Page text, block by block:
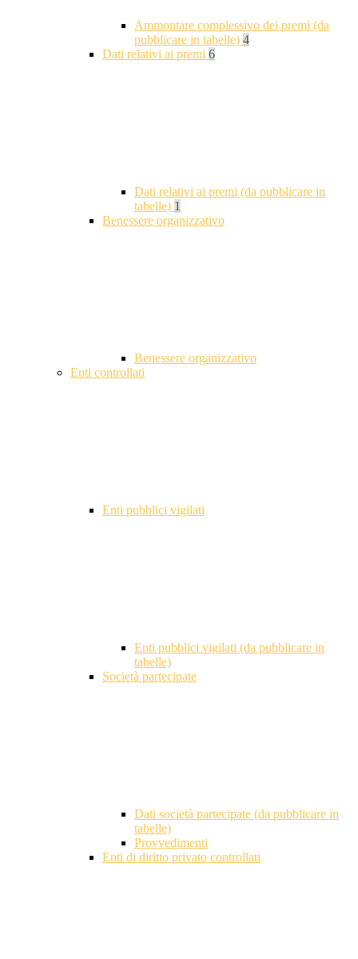
Ammontare complessivo dei premi (da
pubblicare in tabelle) 4
Dati relativi ai premi 6
Dati relativi ai premi (da pubblicare in
tabelle) 1
Benessere organizzativo
Benessere organizzativo
Enti controllati
Enti pubblici vigilati
Enti pubblici vigilati (da pubblicare in
tabelle)
Società partecipate
Dati società partecipate (da pubblicare in
tabelle)
Provvedimenti
Enti di diritto privato controllati